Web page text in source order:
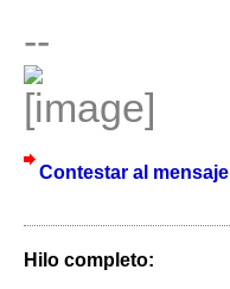
--
Contestar al mensaje
Hilo completo: